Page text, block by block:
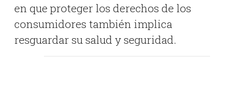
en que proteger los derechos de los
consumidores también implica
resguardar su salud y seguridad.